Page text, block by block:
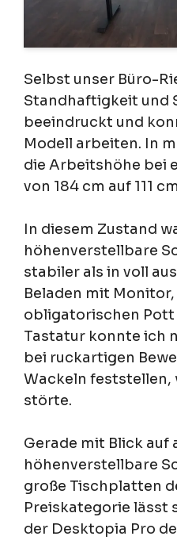
Selbst unser Büro-
Standhaftigkeit und
beeindruckt und
Modell arbeiten. In
die Arbeitshöhe bei
von 184 cm auf 111
In diesem Zustand
höhenverstellbare
stabiler als in voll
Beladen mit
obligatorischen Pott
Tastatur konnte ich
bei ruckartigen
Wackeln feststellen,
störte.
Gerade mit Blick auf
höhenverstellbare
große Tischplatten
Preiskategorie lässt
der Desktopia Pro